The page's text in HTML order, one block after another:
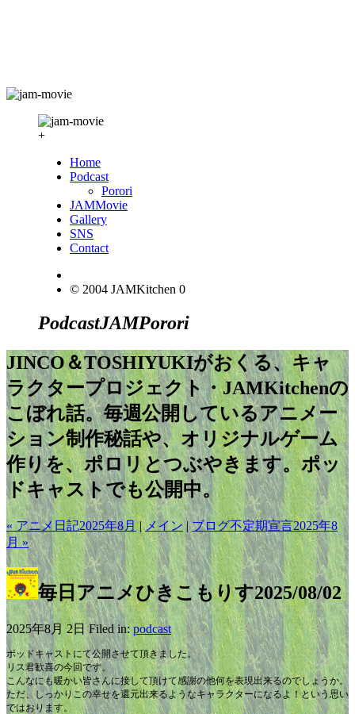
+
Home
Podcast
Porori
JAMMovie
Gallery
SNS
Contact
© 2004 JAMKitchen 0
PodcastJAMPorori
JINCO＆TOSHIYUKIがおくる、キャ
ラクタープロジェクト・JAMKitchenの
こぼれ話。毎週公開しているアニメー
ション制作秘話や、オリジナルゲーム
作りを、ポロリとつぶやきます。ポッ
ドキャストでも公開中。
« アニメ日記2025年8月|メイン|ブログ不定期宣言2025年8
月 »
毎日アニメひきこもりす2025/08/02
2025年8月 2日 Filed in:podcast
ポッドキャストにて公開させて頂きました。
リス君歓喜の今回です。
こんなにも暖かい皆さんに接して頂けて感謝の他何を表現出来るのでしょうか。
ただ、しっかりこの幸せを還元出来るようなキャラクターになるよ！という思い
ではおります。